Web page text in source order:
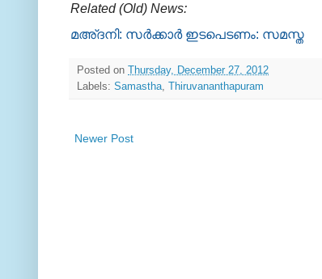
Related (Old) News:
മഅ്ദനി: സര്‍ക്കാര്‍ ഇടപെടണം: സമസ്ത
Posted on Thursday, December 27, 2012
Labels: Samastha Thiruvananthapuram
Newer Post